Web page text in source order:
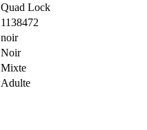
Quad Lock
1138472
noir
Noir
Mixte
Adulte